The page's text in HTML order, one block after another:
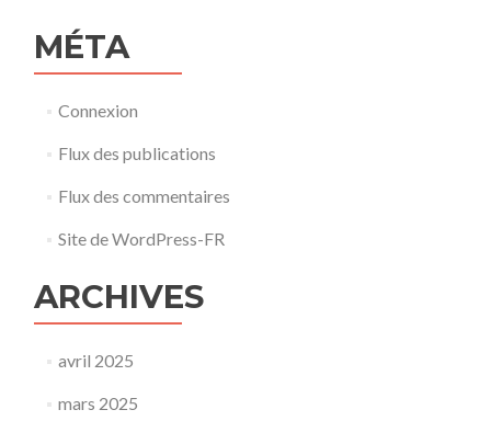
MÉTA
Connexion
Flux des publications
Flux des commentaires
Site de WordPress-FR
ARCHIVES
avril 2025
mars 2025